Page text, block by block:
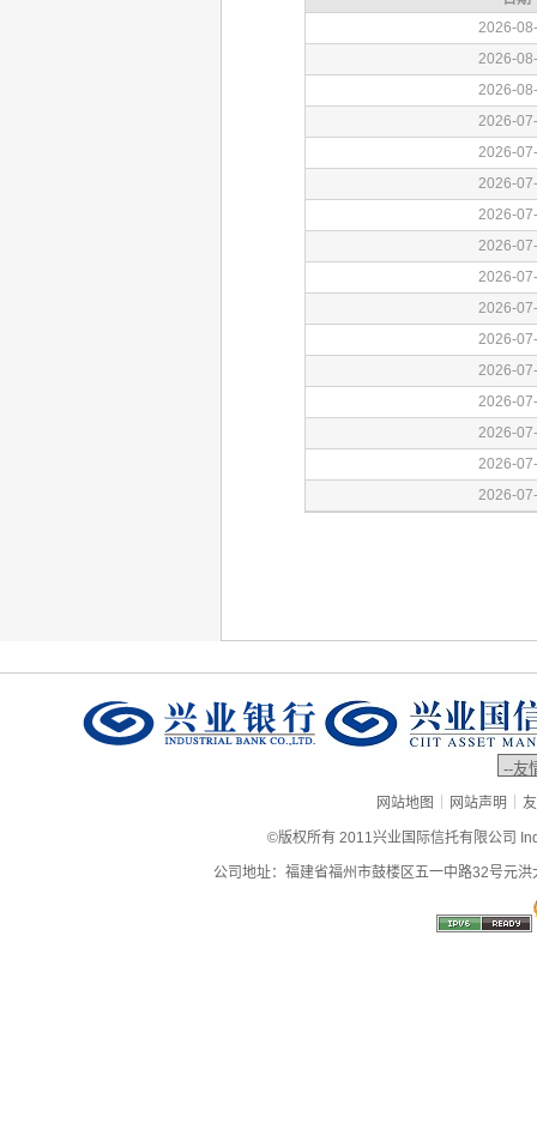
网站地图 | 网站声明 |
©版权所有 2011兴业国际信托有限公司
公司地址：福建省福州市鼓楼区五一中路32号元